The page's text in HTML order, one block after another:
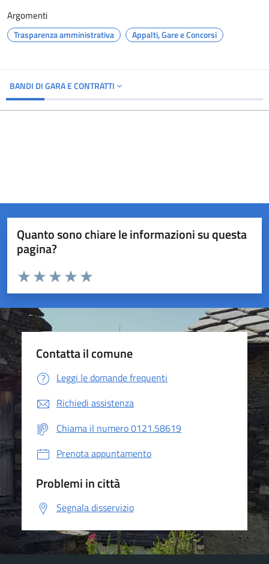
Argomenti
Trasparenza amministrativa Appalti, Gare e Concorsi
BANDI DI GARA E CONTRATTI
Quanto sono chiare le informazioni su questa
pagina?
Valuta da 1 a 5 stelle la pagina
Valuta 5 stelle su 5
Valuta 4 stelle su 5
Valuta 3 stelle su 5
Valuta 2 stelle su 5
Valuta 1 stelle su 5
Contatta il comune
Leggi le domande frequenti
Richiedi assistenza
Chiama il numero 0121.58619
Prenota appuntamento
Problemi in città
Segnala disservizio